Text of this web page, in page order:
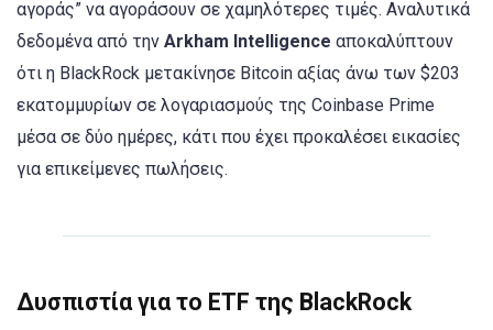
αγοράς” να αγοράσουν σε χαμηλότερες τιμές. Αναλυτικά
δεδομένα από την Arkham Intelligence αποκαλύπτουν
ότι η BlackRock μετακίνησε Bitcoin αξίας άνω των $203
εκατομμυρίων σε λογαριασμούς της Coinbase Prime
μέσα σε δύο ημέρες, κάτι που έχει προκαλέσει εικασίες
για επικείμενες πωλήσεις.
Δυσπιστία για το ETF της BlackRock